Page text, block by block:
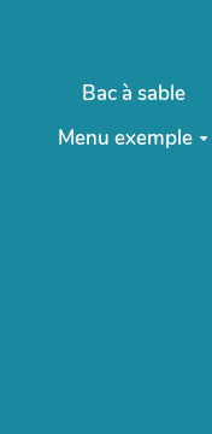
Bac à sable
Menu exemple